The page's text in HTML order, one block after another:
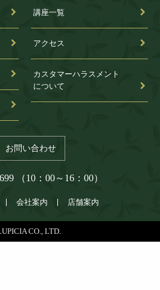
講座一覧
アクセス
カスタマーハラスメント
について
お問い合わせ
（10：00～16：00）
会社案内 店舗案内
CO., LTD.